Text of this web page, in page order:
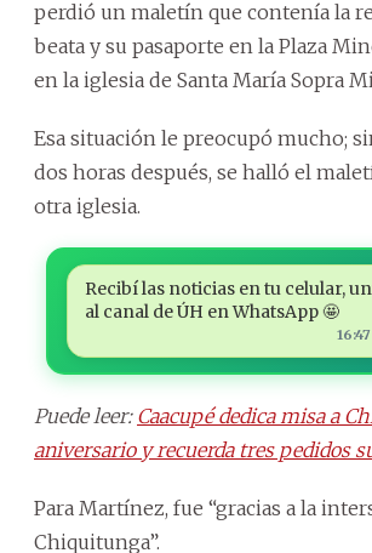
perdió un maletín que contenía la
beata y su pasaporte en la Plaza
en la iglesia de Santa María Sopra
Esa situación le preocupó mucho;
dos horas después, se halló el
otra iglesia.
Recibí las noticias en tu celular,
al canal de ÚH en WhatsApp 🤩
16:47
Puede leer: Caacupé dedica misa a
aniversario y recuerda tres pedidos
Para Martínez, fue “gracias a la
Chiquitunga”.